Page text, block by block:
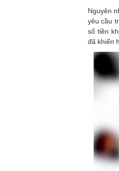
Nguyên
yêu cầu
số tiền
đã khiến